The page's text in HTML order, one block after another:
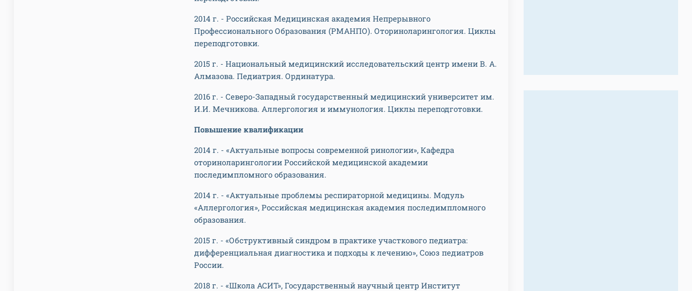
2014 г. - Российская Медицинская академия Непрерывного
Профессионального Образования (РМАНПО). Оториноларингология. Циклы
переподготовки.
2015 г. - Национальный медицинский исследовательский центр имени В. А.
Алмазова. Педиатрия. Ординатура.
2016 г. - Северо-Западный государственный медицинский университет им.
И.И. Мечникова. Аллергология и иммунология. Циклы переподготовки.
Повышение квалификации
2014 г. - «Актуальные вопросы современной ринологии», Кафедра
оториноларингологии Российской медицинской академии
последимпломного образования.
2014 г. - «Актуальные проблемы респираторной медицины. Модуль
«Аллергология», Российская медицинская академия последимпломного
образования.
2015 г. - «Обструктивный синдром в практике участкового педиатра:
дифференциальная диагностика и подходы к лечению», Союз педиатров
России.
2018 г. - «Школа АСИТ», Государственный научный центр Институт